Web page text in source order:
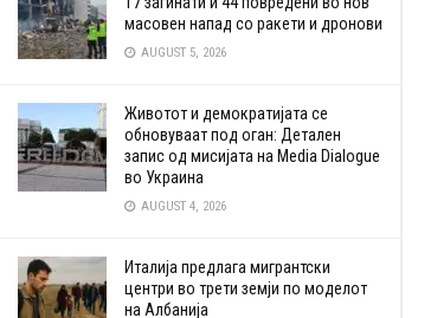
масовен напад со ракети и дронови
AUGUST 5, 2026
Животот и демократијата се
обновуваат под оган: Детален
запис од мисијата на Media Dialogue
во Украина
AUGUST 4, 2026
Италија предлага мигрантски
центри во трети земји по моделот
на Албанија